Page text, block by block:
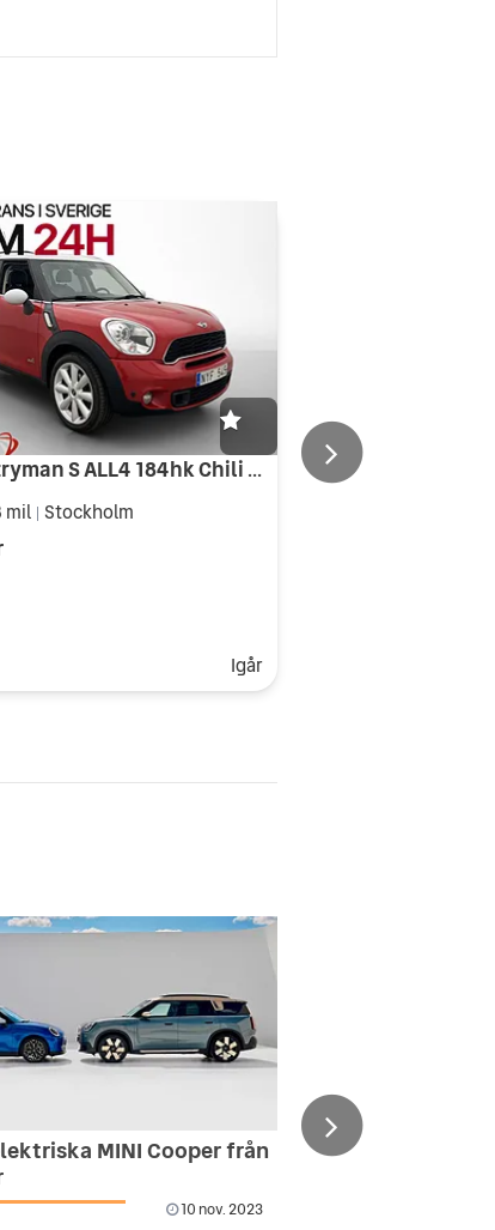
MINI Countryman S ALL4 184hk Chili M&K-Värmare Navi Skinn
mil Stockholm
Igår
MINI Cooper från
10 nov. 2023